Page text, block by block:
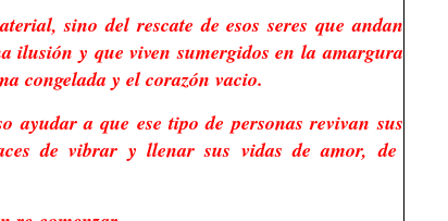
sino del rescate de esos seres que andan
ilusión y que viven sumergidos en la amargura
congelada y el corazón vacio.
ayudar a que ese tipo de personas revivan sus
de vibrar y llenar sus vidas de amor, de